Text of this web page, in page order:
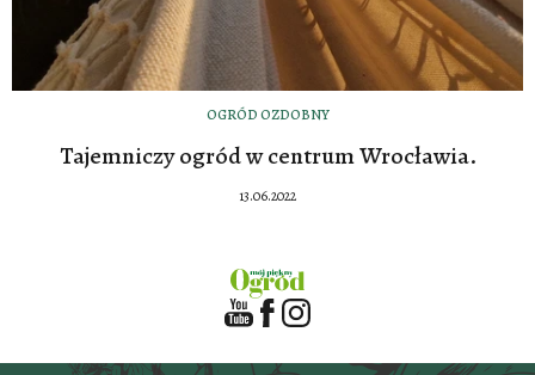
OGRÓD OZDOBNY
Tajemniczy ogród w centrum Wrocławia.
13.06.2022